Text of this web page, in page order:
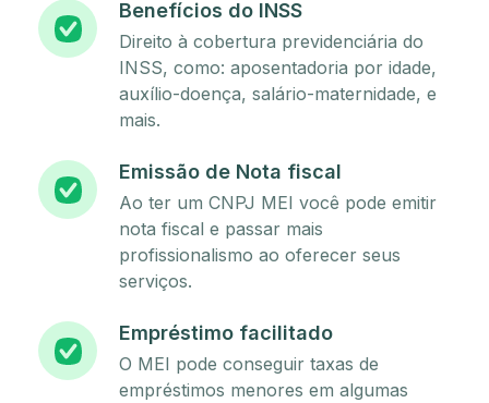
Benefícios do INSS
Direito à cobertura previdenciária do
INSS, como: aposentadoria por idade,
auxílio-doença, salário-maternidade, e
mais.
Emissão de Nota fiscal
Ao ter um CNPJ MEI você pode emitir
nota fiscal e passar mais
profissionalismo ao oferecer seus
serviços.
Empréstimo facilitado
O MEI pode conseguir taxas de
empréstimos menores em algumas